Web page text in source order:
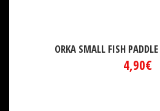
ORKA SMALL FISH
4,90€